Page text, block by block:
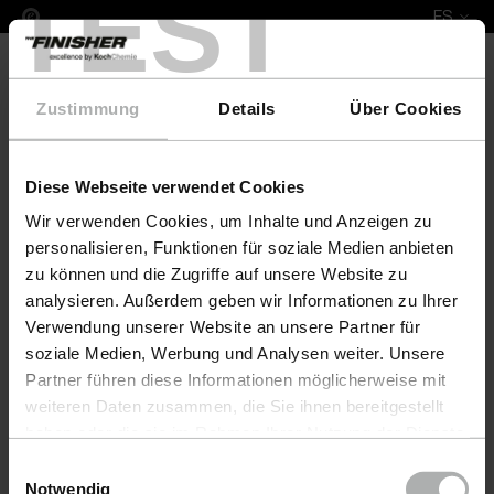
TEST
Zustimmung Details Über Cookies
Diese Webseite verwendet Cookies
Wir verwenden Cookies, um Inhalte und Anzeigen zu
personalisieren, Funktionen für soziale Medien anbieten
zu können und die Zugriffe auf unsere Website zu
analysieren. Außerdem geben wir Informationen zu Ihrer
Verwendung unserer Website an unsere Partner für
soziale Medien, Werbung und Analysen weiter. Unsere
Partner führen diese Informationen möglicherweise mit
weiteren Daten zusammen, die Sie ihnen bereitgestellt
Einstellungen zu den Cookies finden Sie unter
Notwendig
ES
COLOURLOCK Leather Fresh C & P Set samplebased